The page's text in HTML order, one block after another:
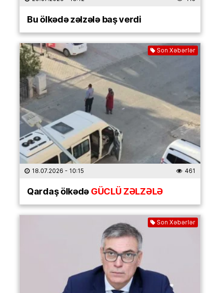
Bu ölkədə zəlzələ baş verdi
Son Xəbərlər
18.07.2026 - 10:15 461
Qardaş ölkədəGÜCLÜ ZƏLZƏLƏ
Son Xəbərlər